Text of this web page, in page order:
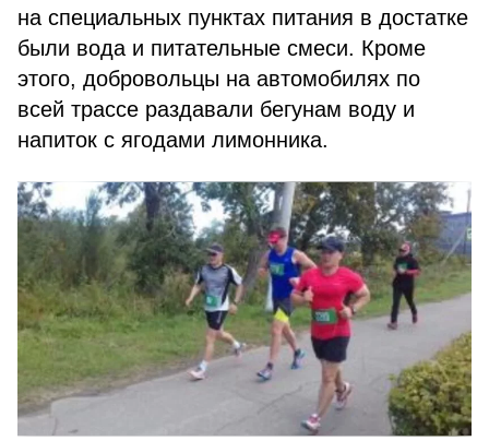
на специальных пунктах питания в достатке
были вода и питательные смеси. Кроме
этого, добровольцы на автомобилях по
всей трассе раздавали бегунам воду и
напиток с ягодами лимонника.